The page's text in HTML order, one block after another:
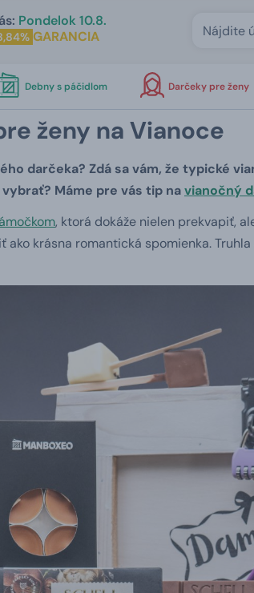
Pondelok 10.8.
GARANCIA
Debny s páčidlom Darčeky pre ženy
ženy na Vianoce
darčeka? Zdá sa vám, že typické
Máme pre vás tip navianočný
, ktorá dokáže nielen prekvapiť,
ako krásna romantická spomienka.